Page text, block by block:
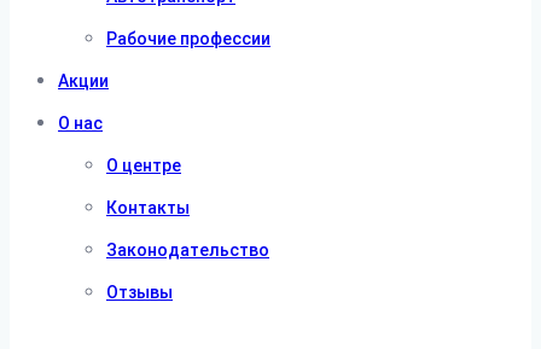
Рабочие профессии
Акции
О нас
О центре
Контакты
Законодательство
Отзывы